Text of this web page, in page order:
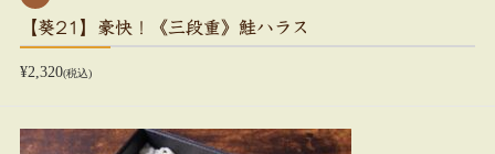
【葵21】豪快！《三段重》鮭ハラス
¥2,320(税込)